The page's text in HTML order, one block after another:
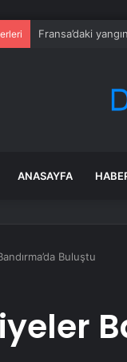
Fransa’daki
ANASAYFA
Buluştu